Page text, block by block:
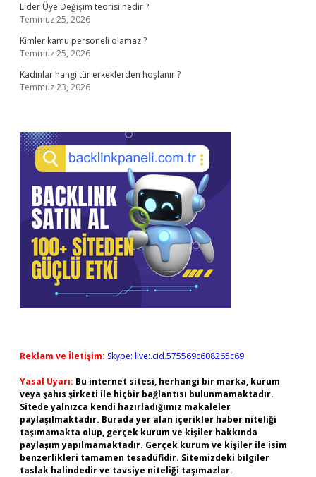
Lider Üye Değişim teorisi nedir ?
Temmuz 25, 2026
Kimler kamu personeli olamaz ?
Temmuz 25, 2026
Kadınlar hangi tür erkeklerden hoşlanır ?
Temmuz 23, 2026
Reklam ve İletişim: Skype: live:.cid.575569c608265c69
Yasal Uyarı: Bu internet sitesi, herhangi bir marka, kurum
veya şahıs şirketi ile hiçbir bağlantısı bulunmamaktadır.
Sitede yalnızca kendi hazırladığımız makaleler
paylaşılmaktadır. Burada yer alan içerikler haber niteliği
taşımamakta olup, gerçek kurum ve kişiler hakkında
paylaşım yapılmamaktadır. Gerçek kurum ve kişiler ile isim
benzerlikleri tamamen tesadüfidir. Sitemizdeki bilgiler
taslak halindedir ve tavsiye niteliği taşımazlar.